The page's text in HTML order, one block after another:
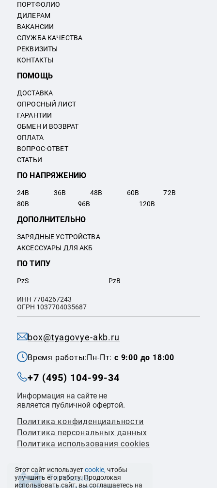
box@tyagovye-akb.ru
Время работы:Пн-Пт:с 9:00 до 18:00
+7 (495) 104-99-34
Информация на сайте не
является публичной офертой.
Политика конфиденциальности
Политикa персональных данных
Политика использования cookies
ПОРТФОЛИО
ДИЛЕРАМ
ВАКАНСИИ
СЛУЖБА КАЧЕСТВА
РЕКВИЗИТЫ
КОНТАКТЫ
ПОМОЩЬ
ДОСТАВКА
ОПРОСНЫЙ ЛИСТ
ГАРАНТИИ
ОБМЕН И ВОЗВРАТ
ОПЛАТА
ВОПРОС-ОТВЕТ
СТАТЬИ
ПО НАПРЯЖЕНИЮ
24В 36В 48В 60В 72В
80В 96В 120В
ПО ТИПУ
PzS PzB
ДОПОЛНИТЕЛЬНО
ЗАРЯДНЫЕ УСТРОЙСТВА
АКСЕССУАРЫ ДЛЯ АКБ
ИНН 7704267243
ОГРН 1037704035687
Этот сайт используетcookie, чтобы
улучшить его работу. Продолжая
использовать сайт, вы соглашаетесь на